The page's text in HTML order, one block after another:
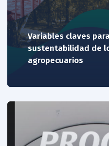
Variables claves
sustentabilidad de
agropecuarios